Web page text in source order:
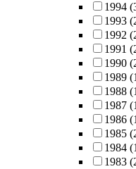
1994
1993
1992
1991
1990
1989
1988
1987
1986
1985
1984
1983